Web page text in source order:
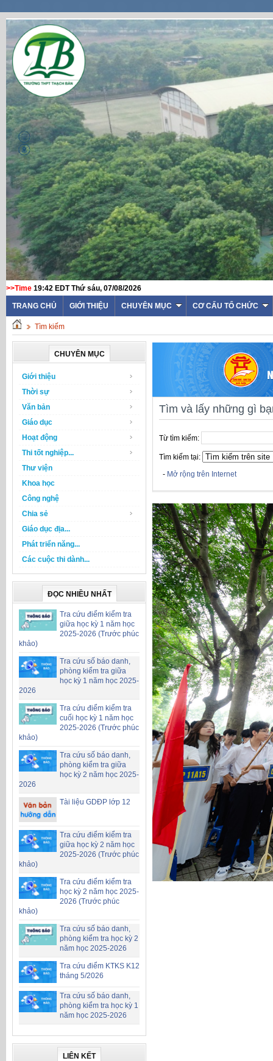
>>Time 19:42 EDT Thứ sáu, 07/08/2026
TRANG CHỦ GIỚI THIỆU CHUYÊN MỤC CƠ CẤU TỔ CHỨC
Tìm kiếm
CHUYÊN MỤC
Giới thiệu
Thời sự
Văn bản
Giáo dục
Hoạt động
Thi tốt nghiệp...
Thư viện
Khoa học
Công nghệ
Chia sẻ
Giáo dục địa...
Phát triển năng...
Các cuộc thi dành...
ĐỌC NHIỀU NHẤT
Tra cứu điểm kiểm tra
giữa học kỳ 1 năm học
2025-2026 (Trước phúc
khảo)
Tra cứu số báo danh,
phòng kiểm tra giữa
học kỳ 1 năm học 2025-
2026
Tra cứu điểm kiểm tra
cuối học kỳ 1 năm học
2025-2026 (Trước phúc
khảo)
Tra cứu số báo danh,
phòng kiểm tra giữa
học kỳ 2 năm học 2025-
2026
Tài liệu GDĐP lớp 12
Tra cứu điểm kiểm tra
giữa học kỳ 2 năm học
2025-2026 (Trước phúc
khảo)
Tra cứu điểm kiểm tra
học kỳ 2 năm học 2025-
2026 (Trước phúc
khảo)
Tra cứu số báo danh,
phòng kiểm tra học kỳ 2
năm học 2025-2026
Tra cứu điểm KTKS K12
tháng 5/2026
Tra cứu số báo danh,
phòng kiểm tra học kỳ 1
năm học 2025-2026
LIÊN KẾT
Tìm và lấy những gì
Từ tìm kiếm:
Tìm kiếm tại:
- Mở rộng trên Internet